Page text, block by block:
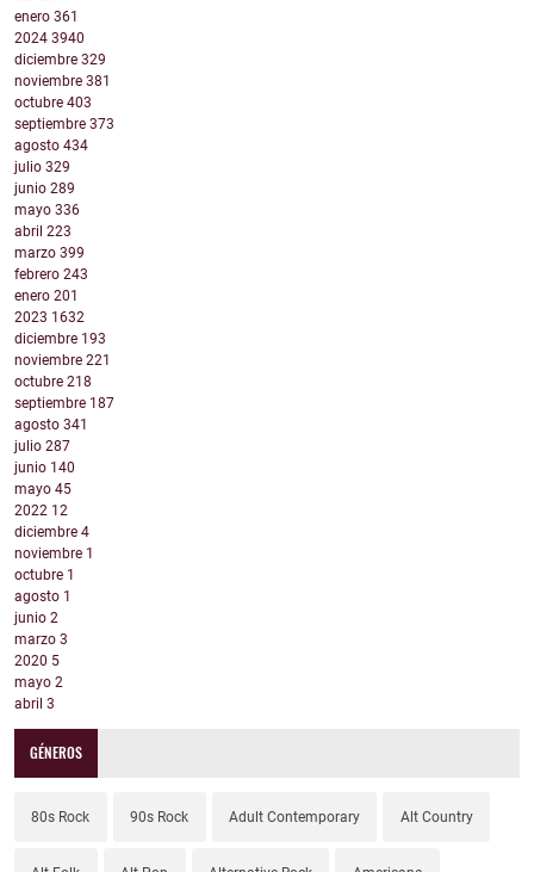
enero 361
2024 3940
diciembre 329
noviembre 381
octubre 403
septiembre 373
agosto 434
julio 329
junio 289
mayo 336
abril 223
marzo 399
febrero 243
enero 201
2023 1632
diciembre 193
noviembre 221
octubre 218
septiembre 187
agosto 341
julio 287
junio 140
mayo 45
2022 12
diciembre 4
noviembre 1
octubre 1
agosto 1
junio 2
marzo 3
2020 5
mayo 2
abril 3
GÉNEROS
80s Rock 90s Rock Adult Contemporary Alt Country